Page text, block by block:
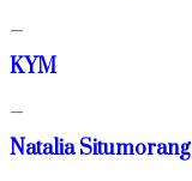
—
KYM
—
Natalia Situmorang